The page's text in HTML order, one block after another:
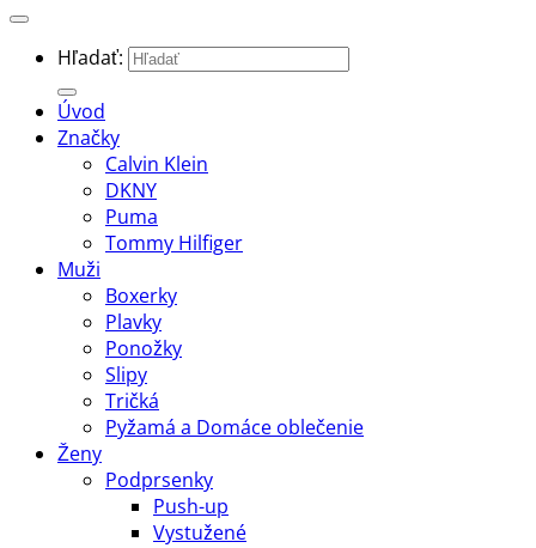
Hľadať:
Úvod
Značky
Calvin Klein
DKNY
Puma
Tommy Hilfiger
Muži
Boxerky
Plavky
Ponožky
Slipy
Tričká
Pyžamá a Domáce oblečenie
Ženy
Podprsenky
Push-up
Vystužené